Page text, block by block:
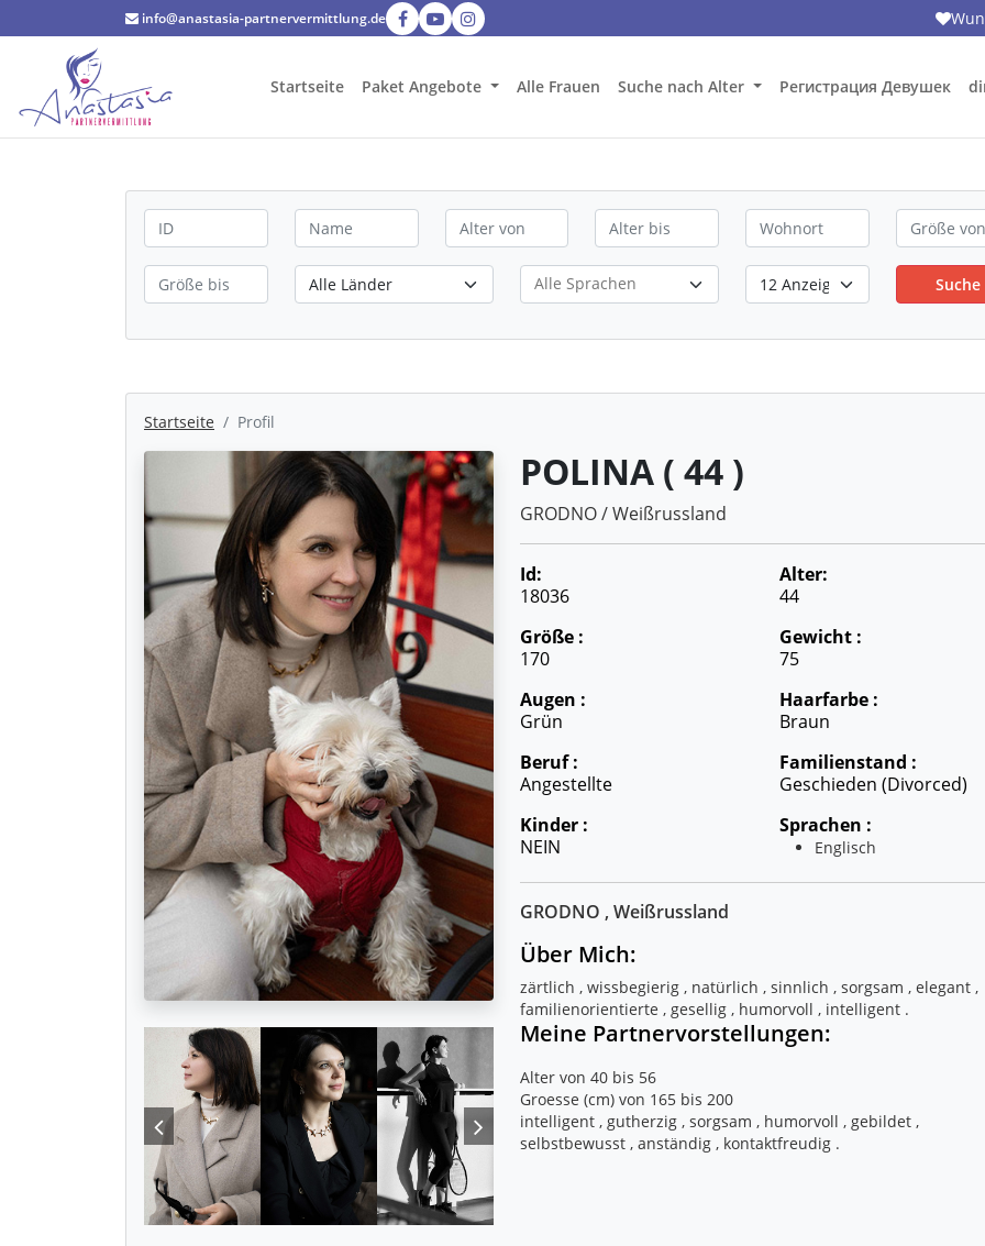
info@anastasia-partnervermittlung.de
Startseite Paket Angebote Alle Frauen Suche nach Alter Регистрация Девушек
Suche
Startseite Profil
POLINA ( 44 )
GRODNO / Weißrussland
Id:
18036
Alter:
44
Größe :
170
Gewicht :
75
Augen :
Grün
Haarfarbe :
Braun
Beruf :
Angestellte
Familienstand :
Geschieden (divorced)
Kinder :
NEIN
Sprachen :
Englisch
GRODNO , Weißrussland
Über Mich:
zärtlich , wissbegierig , natürlich , sinnlich , sorgsam , elegant ,
familienorientierte , gesellig , humorvoll , intelligent .
Meine Partnervorstellungen:
Alter von 40 bis 56
Groesse (cm) von 165 bis 200
intelligent , gutherzig , sorgsam , humorvoll , gebildet ,